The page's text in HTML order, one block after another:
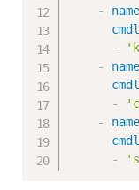
-
name
-
-
name
-
-
name
-